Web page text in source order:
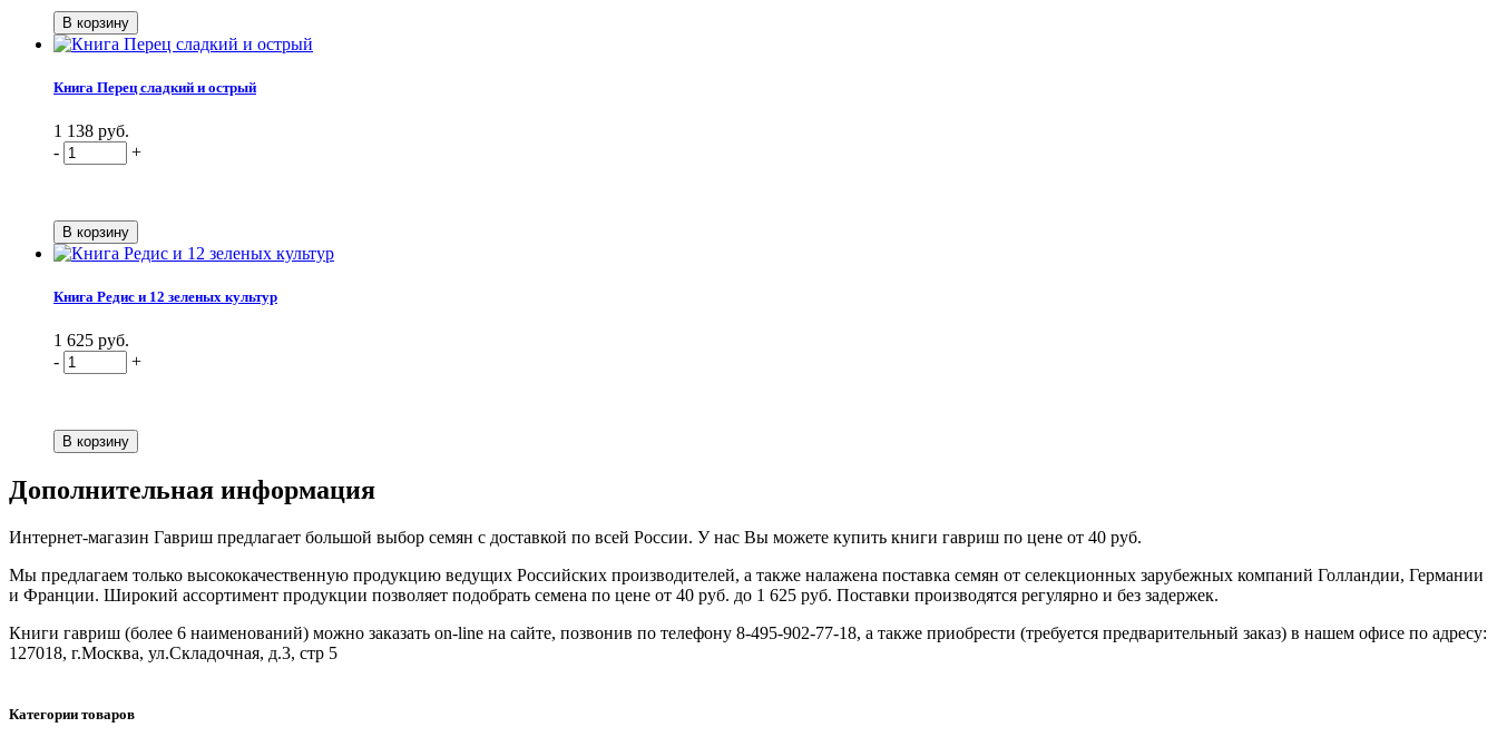
Книга Перец сладкий и острый
1 138 руб.
-
+
Книга Редис и 12 зеленых культур
1 625 руб.
-
+
Дополнительная информация
Интернет-магазин Гавриш предлагает большой выбор семян с доставкой по всей России. У нас Вы можете купить книги гавриш по цене от 40 руб.
Мы предлагаем только высококачественную продукцию ведущих Российских производителей, а также налажена поставка семян от селекционных зарубежных компаний Голландии, Германии
и Франции. Широкий ассортимент продукции позволяет подобрать семена по цене от 40 руб. до 1 625 руб. Поставки производятся регулярно и без задержек.
Книги гавриш (более 6 наименований) можно заказать on-line на сайте, позвонив по телефону 8-495-902-77-18, а также приобрести (требуется предварительный заказ) в нашем офисе по адресу:
127018, г.Москва, ул.Складочная, д.3, стр 5
Категории товаров